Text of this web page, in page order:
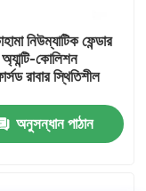
নিউম্যাটিক ফেন্ডার
কোলিশন
রাবার স্থিতিশীল
অনুসন্ধান পাঠান